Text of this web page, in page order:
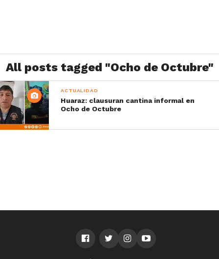
All posts tagged "Ocho de Octubre"
ACTUALIDAD
Huaraz: clausuran cantina informal en
Ocho de Octubre